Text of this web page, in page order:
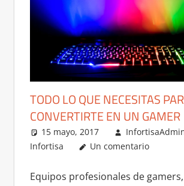
TODO LO QUE NECESITAS
CONVERTIRTE EN UN GAMER
15 mayo, 2017
Infortisa
Un comentario
Equipos profesionales de